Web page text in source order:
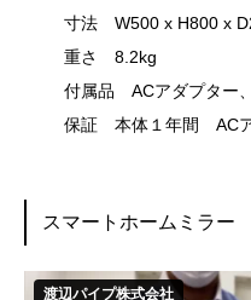
寸法 W500 x H800 x
重さ 8.2kg
付属品 ACアダプター
保証 本体１年間 ACア
スマートホームミラー